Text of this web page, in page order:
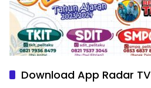
Download App Radar TV